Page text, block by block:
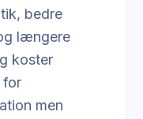
bedre
længere
koster
for
men